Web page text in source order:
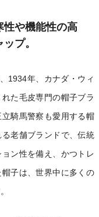
性や機能性の高
プ。
1934年、カナダ・ウィ
た毛皮専門の帽子ブラ
立騎馬警察も愛用する帽
老舗ブランドで、伝統
ン性を備え、かつトレ
帽子は、世界中に多くの